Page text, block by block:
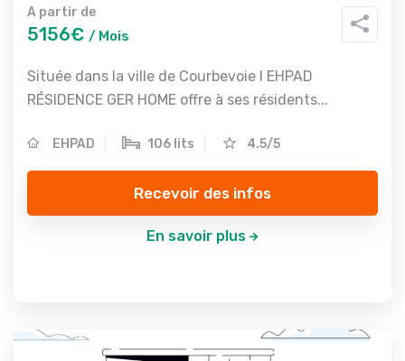
A partir de
5156€ / Mois
Située dans la ville de Courbevoie l EHPAD
RÉSIDENCE GER HOME offre à ses résidents...
EHPAD 106 lits 4.5/5
Recevoir des infos
En savoir plus